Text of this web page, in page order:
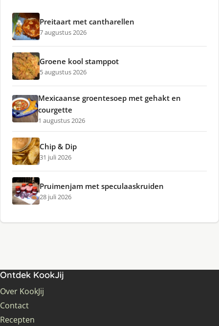
Preitaart met cantharellen
7 augustus 2026
Groene kool stamppot
5 augustus 2026
Mexicaanse groentesoep met gehakt en
courgette
1 augustus 2026
Chip & Dip
31 juli 2026
Pruimenjam met speculaaskruiden
28 juli 2026
Ontdek KookJij
Over KookJij
Contact
Recepten